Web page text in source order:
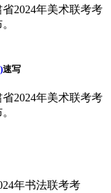
2024年美术联考考
速写
2024年美术联考考
年书法联考考